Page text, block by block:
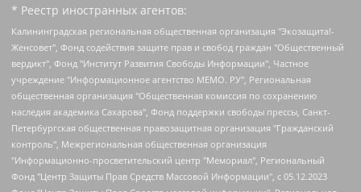
* Реестр иностранных агентов:
Калининградская региональная общественная организация "Экозащита!-Женсовет", Фонд содействия защите прав и свобод граждан "Общественный вердикт", Фонд "Институт Развития Свободы Информации", Частное учреждение "Информационное агентство МЕМО. РУ", Региональная общественная организация "Общественная комиссия по сохранению наследия академика Сахарова", Фонд поддержки свободы прессы, Санкт-Петербургская общественная правозащитная организация "Гражданский контроль", Межрегиональная общественная организация "Информационно-просветительский центр "Мемориал", Региональный Фонд "Центр Защиты Прав Средств Массовой Информации", с 05.12.2023 Фонд "Центр Защиты Прав Средств массовой информации", Региональная общественная благотворительная организация помощи беженцам и мигрантам "Гражданское содействие", Негосударственное образовательное учреждение дополнительного профессионального образования (повышение квалификации) специалистов "АКАДЕМИЯ ПО ПРАВАМ ЧЕЛОВЕКА", Свердловская региональная общественная организация "Сутяжник", Автономная некоммерческая организация "Центр независимых социологических исследований", Союз общественных объединений "Российский исследовательский центр по правам человека", Региональное общественное учреждение научно-информационный центр "МЕМОРИАЛ", Некоммерческая организация "Фонд защиты гласности", Автономная некоммерческая организация "Институт прав человека", Городская общественная организация "Екатеринбургское общество "МЕМОРИАЛ", Городская общественная организация "Рязанское историко-просветительское и правозащитное общество "Мемориал" (Рязанский Мемориал), Челябинский региональный орган общественной самодеятельности – женское общественное объединение "Женщины Евразии", Челябинский региональный орган общественной самодеятельности "Уральская правозащитная группа", Фонд содействия защите здоровья и социальной справедливости имени Андрея Рылькова, Автономная Некоммерческая Организация "Аналитический Центр Юрия Левады", Автономная некоммерческая организация социальной поддержки населения "Проект Апрель", Региональная общественная организация помощи женщинам и детям, находящимся в кризисной ситуации "Информационно-методический центр "Анна", Фонд содействия развитию массовых коммуникаций и правовому просвещению "Так-так-Так", Фонд содействия устойчивому развитию "Серебряная тайга", Свердловский региональный общественный фонд социальных проектов "Новое время", "Idel.Реалии", Кавказ.Реалии, Крым.Реалии, Телеканал Настоящее Время, Татаро-башкирская служба Радио Свобода (Azatliq Radiosi), Радио Свободная Европа/Радио Свобода (PCE/PC), "Сибирь.Реалии", "Фактограф", Благотворительный фонд помощи осужденным и их семьям, Автономная некоммерческая организация "Институт глобализации и социальных движений", Фонд "В защиту прав заключенных", Частное учреждение "Центр поддержки и содействия развитию средств массовой информации", Пензенский региональный общественный благотворительный фонд "Гражданский союз", "Север.Реалии", Некоммерческая организация Фонд "Правовая инициатива", Общество с ограниченной ответственностью "Радио Свободная Европа/Радио Свобода", Чешское информационное агентство "MEDIUM-ORIENT", Красноярская региональная общественная организация "Мы против СПИДа", Камалягин Денис Николаевич, Маркелов Сергей Евгеньевич, Пономарев Лев Александрович, Савицкая Людмила Алексеевна, Автономная некоммерческая организация "Центр по работе с проблемой насилия "НАСИЛИЮ.НЕТ", Межрегиональный профессиональный союз работников здравоохранения "Альянс врачей", Юридическое лицо, зарегистрированное в Латвийской Республике, SIA "Medusa Project" (регистрационный номер 40103797863, дата регистрации 10.06.2014), Некоммерческая организация "Фонд по борьбе с коррупцией", Автономная некоммерческая организация "Институт права и публичной политики", Баданин Роман Сергеевич, Гликин Максим Александрович, Железнова Мария Михайловна, Лукьянова Юлия Сергеевна, Маетная Елизавета Витальевна, Маняхин Петр Борисович, Чуракова Ольга Владимировна, Ярош Юлия Петровна, Юридическое лицо "The Insider SIA", зарегистрированное в Риге, Латвийская Республика (дата регистрации 26.06.2015), являющееся администратором доменного имени интернет-издания "The Insider SIA", https://theins.ru, Постернак Алексей Евгеньевич, Рубин Михаил Аркадьевич, Анин Роман Александрович, Юридическое лицо Istories fonds, зарегистрированное в Латвийской Республике (регистрационный номер 50008295751, дата регистрации 24.02.2020), Великовский Дмитрий Александрович, Долинина Ирина Николаевна, Мароховская Алеся Алексеевна, Шлейнов Роман Юрьевич, Шмагун Олеся Валентиновна, Общество с ограниченной ответственностью "Альтаир 2021", Общество с ограниченной ответственностью "Вега 2021", Общество с ограниченной ответственностью "Главный редактор 2021", Общество с ограниченной ответственностью "Ромашки монолит", Важенков Артем Валерьевич, Ивановская областная общественная организация "Центр гендерных исследований", Гурман Юрий Альбертович, Медиапроект "ОВД-Инфо", Егоров Владимир Владимирович, Жилинский Владимир Александрович, Общество с ограниченной ответственностью "ЗП", Иванова София Юрьевна, Карезина Инна Павловна, Кильтау Екатерина Викторовна, Петров Алексей Викторович, Пискунов Сергей Евгеньевич, Смирнов Сергей Сергеевич, Тихонов Михаил Сергеевич, Общество с ограниченной ответственностью "ЖУРНАЛИСТ-ИНОСТРАННЫЙ АГЕНТ", Арапова Галина Юрьевна, Вольтская Татьяна Анатольевна, Американская компания "Mason G.E.S. Anonymous Foundation" (США), являющаяся владельцем интернет-издания https://mnews.world/, Компания "Stichting Bellingcat", зарегистрированная в Нидерландах (дата регистрации 11.07.2018), Захаров Андрей Вячеславович, Клепиковская Екатерина Дмитриевна, Общество с ограниченной ответственностью "МЕМО", Перл Роман Александрович, Симонов Евгений Алексеевич, Соловьева Елена Анатольевна, Сотников Даниил Владимирович, Сурначева Елизавета Дмитриевна, Автономная некоммерческая организация по защите прав человека и информированию населения "Якутия – Наше Мнение", Общество с ограниченной ответственностью "Москоу диджитал медиа", с 26.01.2023 Общество с ограниченной ответственностью "Чайка Белые сады", Ветошкина Валерия Валерьевна, Заговора Максим Александрович, Межрегиональное общественное движение "Российская ЛГБТ - сеть", Оленичев Максим Владимирович, Павлов Иван Юрьевич, Скворцова Елена Сергеевна, Общество с ограниченной ответственностью "Как бы инагент", Кочетков Игорь Викторович, Общество с ограниченной ответственностью "Честные выборы", Еланчик Олег Александрович, Общество с ограниченной ответственностью "Нобелевский призыв", Гималова Регина Эмилевна, Григорьев Андрей Валерьевич, Григорьева Алина Александровна, Ассоциация по содействию защите прав призывников, альтернативнослужащих и военнослужащих "Правозащитная группа "Гражданин.Армия.Право", Хисамова Регина Фаритовна, Автономная некоммерческая организация по реализации социально-правовых программ "Лилит", Дальневосточное общественное движение "Маяк", Санкт-Петербургская ЛГБТ-инициативная группа "Выход", Инициативная группа ЛГБТ+ "Реверс", Алексеев Андрей Викторович, Бекбулатова Таисия Львовна, Беляев Иван Михайлович, Владыкина Елена Сергеевна, Гельман Марат Александрович, Никульшина Вероника Юрьевна, Толоконникова Надежда Андреевна, Шендерович Виктор Анатольевич, Общество с ограниченной ответственностью "Данное сообщение", Общество с ограниченной ответственностью Издательский дом "Новая глава", Айнбиндер Александра Александровна, Московский комьюнити-центр для ЛГБТ+инициатив, Благотворительный фонд развития филантропии, Deutsche Welle (Германия, Kurt-Schumacher-Strasse 3, 53113 Bonn), Борзунова Мария Михайловна, Воробьев Виктор Викторович, Голубева Анна Львовна, Константинова Алла Михайловна, Малкова Ирина Владимировна, Мурадов Мурад Абдулгалимович, Осетинская Елизавета Николаевна, Понасенков Евгений Николаевич, Ганапольский Матвей Юрьевич, Киселев Евгений Алексеевич, Борухович Ирина Григорьевна, Дремин Иван Тимофеевич, Дубровский Дмитрий Викторович, Красноярская региональная общественная организация поддержки и развития альтернативных образовательных технологий и межкультурных коммуникаций "ИНТЕРРА", Маяковская Екатерина Алексеевна, Фейгин Марк Захарович, Филимонов Андрей Викторович, Дзугкоева Регина Николаевна, Доброхотов Роман Александрович, Дудь Юрий Александрович, Елкин Сергей Владимирович, Кругликов Кирилл Игоревич, Сабунаева Мария Леонидовна, Семенов Алексей Владимирович, Шаинян Карен Багратович, Шульман Екатерина Михайловна, Асафьев Артур Валерьевич, Вахштайн Виктор Семенович, Венедиктов Алексей Алексеевич, Лушникова Екатерина Евгеньевна, Волков Леонид Михайлович, Невзоров Александр Глебович, Пархоменко Сергей Борисович, Сироткин Ярослав Николаевич, Кара-Мурза Владимир Владимирович, Баранова Наталья Владимировна, Гозман Леонид Яковлевич, Кагарлицкий Борис Юльевич, Климарев Михаил Валерьевич, Милов Владимир Станиславович, Автономная некоммерческая организация Краснодарский центр современного искусства "Типография", Моргенштерн Алишер Тагирович, Соболь Любовь Эдуардовна, Общество с ограниченной ответственностью "ЛИЗА НОРМ", Каспаров Гарри Кимович, Ходорковский Михаил Борисович, Общество с ограниченной ответственностью "Апрельские тезисы", Данилович Ирина Брониславовна, Кашин Олег Владимирович, Петров Николай Владимирович, Пивоваров Алексей Владимирович, Соколов Михаил Владимирович, Цветкова Юлия Владимировна, Чичваркин Евгений Александрович, Комитет против пыток/Команда против пыток, Общество с ограниченной ответственностью "Первый научный", Общество с ограниченной ответственностью "Вертолет и ко", Белоцерковская Вероника Борисовна, Кац Максим Евгеньевич, Лазарева Татьяна Юрьевна, Шаведдинов Руслан Табризович, Яшин Илья Валерьевич, Общество с ограниченной ответственностью "Иноагент ААВ", Алешковский Дмитрий Петрович, Альбац Евгения Марковна, Быков Дмитрий Львович, Галямина Юлия Евгеньевна, Лойко Сергей Леонидович, Мартынов Кирилл Константинович, Медведев Сергей Александрович, Крашенинников Федор Геннадиевич, Гордеева Катерина Вл